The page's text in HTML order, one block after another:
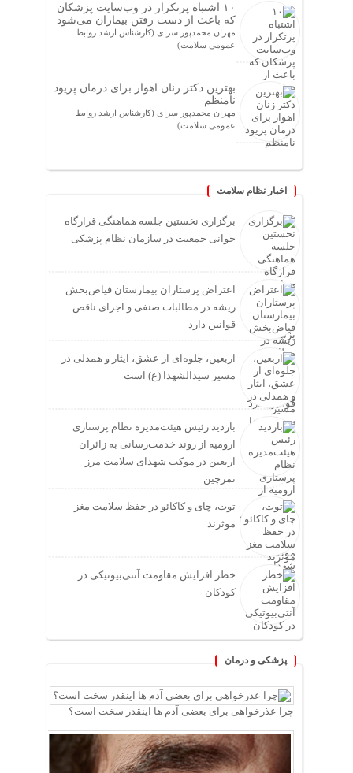
۱۰ اشتباه پرتکرار در وب‌سایت پزشکان
که باعث از دست رفتن بیماران می‌شود
مهران محمدپور سرای (کارشناس ارشد روابط
عمومی سلامت)
بهترین دکتر زنان اهواز برای درمان پریود
نامنظم
مهران محمدپور سرای (کارشناس ارشد روابط
عمومی سلامت)
اخبار نظام سلامت
برگزاری نخستین جلسه هماهنگی قرارگاه
جوانی جمعیت در سازمان نظام پزشکی
اعتراض پرستاران بیمارستان فیاض‌بخش
ریشه در مطالبات صنفی و اجرای ناقص
قوانین دارد
اربعین، جلوه‌ای از عشق، ایثار و همدلی در
مسیر سیدالشهدا (ع) است
بازدید رئیس هیئت‌مدیره نظام پرستاری
ارومیه از روند خدمت‌رسانی به زائران
اربعین در موکب شهدای سلامت مرز
تمرچین
توت، چای و کاکائو در حفظ سلامت مغز
موثرند
خطر افزایش مقاومت آنتی‌بیوتیکی در
کودکان
پزشکی و درمان
چرا عذرخواهی برای بعضی آدم ها اینقدر سخت است؟